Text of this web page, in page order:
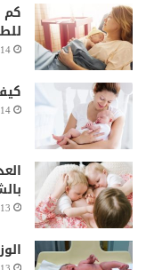
كم
14 يناير، 2021
14 يناير، 2021
13 يناير، 2021